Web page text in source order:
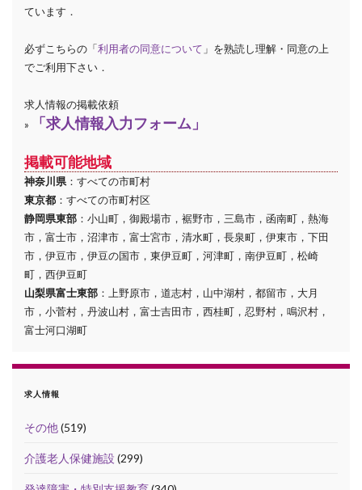
ています．
必ずこちらの「利用者の同意について 」を熟読し理解・同意の上
でご利用下さい．
求人情報の掲載依頼
»
「求人情報入力フォーム」
掲載可能地域
神奈川県 ：すべての市町村
東京都 ：すべての市町村区
静岡県東部 ：小山町，御殿場市，裾野市，三島市，函南町，熱海
市，富士市，沼津市，富士宮市，清水町，長泉町，伊東市，下田
市，伊豆市，伊豆の国市，東伊豆町，河津町，南伊豆町，松崎
町，西伊豆町
山梨県富士東部 ：上野原市，道志村，山中湖村，都留市，大月
市，小菅村，丹波山村，富士吉田市，西桂町，忍野村，鳴沢村，
富士河口湖町
求人情報
その他(519)
介護老人保健施設 (299)